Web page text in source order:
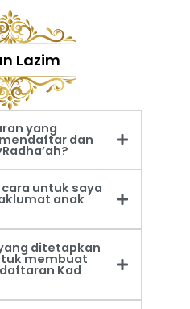
Lazim
yang
dan
untuk saya
anak
ditetapkan
membuat
Kad